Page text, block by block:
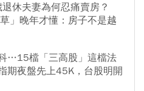
休夫妻為何忍痛賣房？
」晚年才懂：房子不是越
…15檔「三高股」這檔法
期夜盤先上45K，台股明開